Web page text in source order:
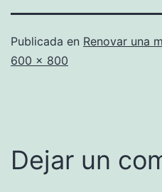
Publicada en Renovar una
Tamaño
600 × 800
Dejar un